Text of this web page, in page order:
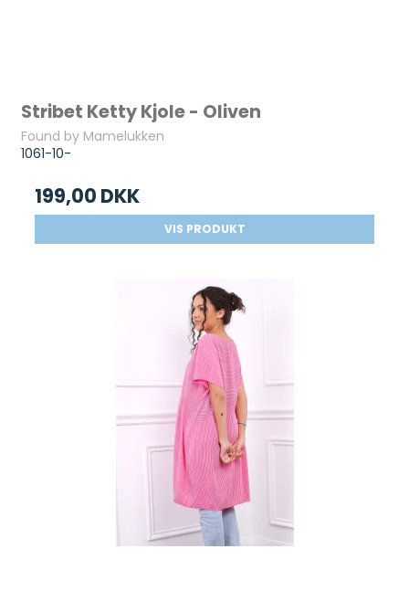
Stribet Ketty Kjole - Oliven
Found by Mamelukken
1061-10-
199,00 DKK
VIS PRODUKT